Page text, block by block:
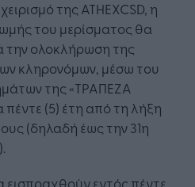
της ATHEXCSD, η
του μερίσματος θα
την ολοκλήρωση της
κληρονόμων, μέσω του
της «ΤΡΑΠΕΖΑ
πέντε (5) έτη από τη λήξη
(δηλαδή έως την 31η
εντός πέντε